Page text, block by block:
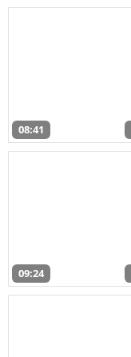
08:41
09:24